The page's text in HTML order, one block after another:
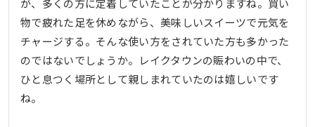
が、多くの方に定着していたことが分かりますね。買い
物で疲れた足を休めながら、美味しいスイーツで元気を
チャージする。そんな使い方をされていた方も多かった
のではないでしょうか。レイクタウンの賑わいの中で、
ひと息つく場所として親しまれていたのは嬉しいです
ね。